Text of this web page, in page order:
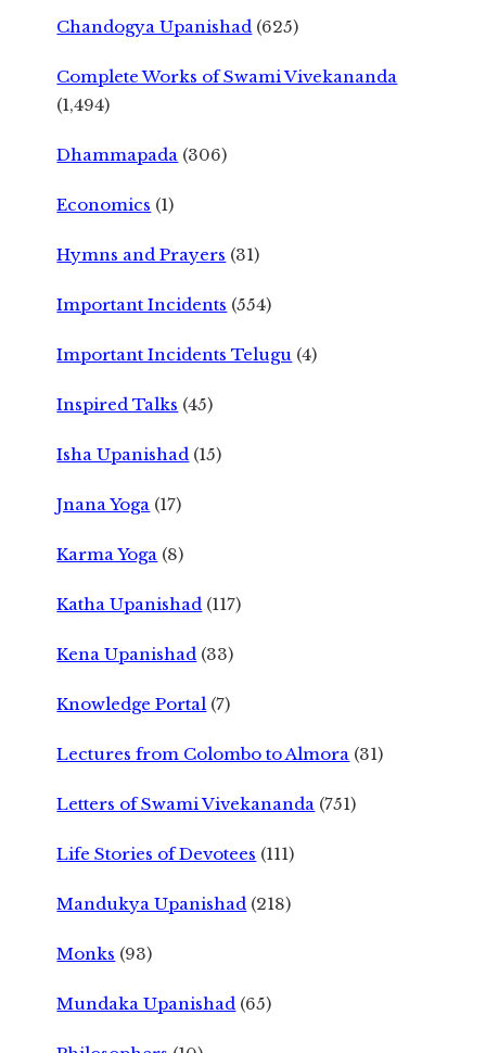
Chandogya Upanishad (625)
Complete Works of Swami Vivekananda
(1,494)
Dhammapada (306)
Economics (1)
Hymns and Prayers (31)
Important Incidents (554)
Important Incidents Telugu (4)
Inspired Talks (45)
Isha Upanishad (15)
Jnana Yoga (17)
Karma Yoga (8)
Katha Upanishad (117)
Kena Upanishad (33)
Knowledge Portal (7)
Lectures from Colombo to Almora (31)
Letters of Swami Vivekananda (751)
Life Stories of Devotees (111)
Mandukya Upanishad (218)
Monks (93)
Mundaka Upanishad (65)